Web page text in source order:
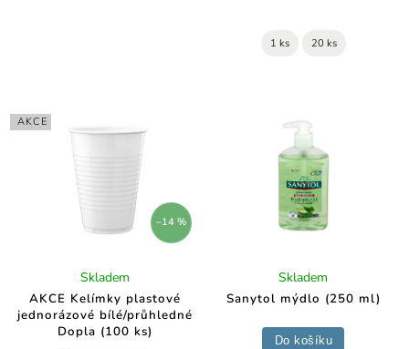
1 ks 20 ks
AKCE
–14 %
AKCE Kelímky plastové
jednorázové bílé/průhledné
Dopla (100 ks)
Skladem
Sanytol mýdlo (250 ml)
Skladem
Do košíku